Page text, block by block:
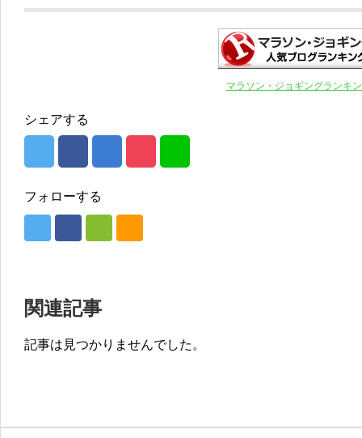
マラソン・ジョギングランキ
シェアする
フォローする
関連記事
記事は見つかりませんでした。